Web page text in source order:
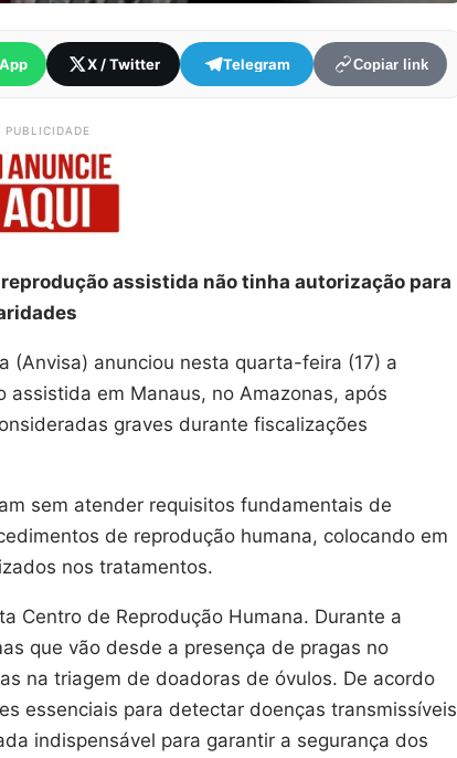
X / Twitter Telegram Copiar link
PUBLICIDADE
assistida não tinha autorização para
(Anvisa) anunciou nesta quarta-feira (17) a
em Manaus, no Amazonas, após
graves durante fiscalizações
sem atender requisitos fundamentais de
de reprodução humana, colocando em
nos tratamentos.
Centro de Reprodução Humana. Durante a
que vão desde a presença de pragas no
na triagem de doadoras de óvulos. De acordo
essenciais para detectar doenças transmissíveis
indispensável para garantir a segurança dos